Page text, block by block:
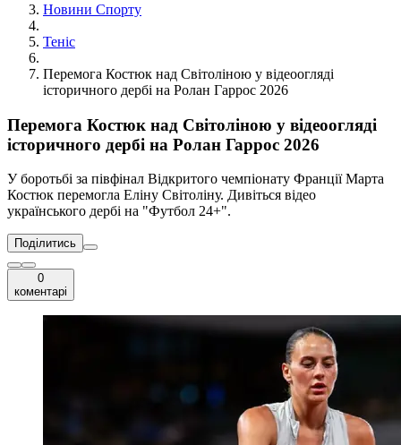
Новини Спорту
Теніс
Перемога Костюк над Світоліною у відеоогляді
історичного дербі на Ролан Гаррос 2026
Перемога Костюк над Світоліною у відеоогляді
історичного дербі на Ролан Гаррос 2026
У боротьбі за півфінал Відкритого чемпіонату Франції Марта
Костюк перемогла Еліну Світоліну. Дивіться відео
українського дербі на "Футбол 24+".
Поділитись
0
коментарі